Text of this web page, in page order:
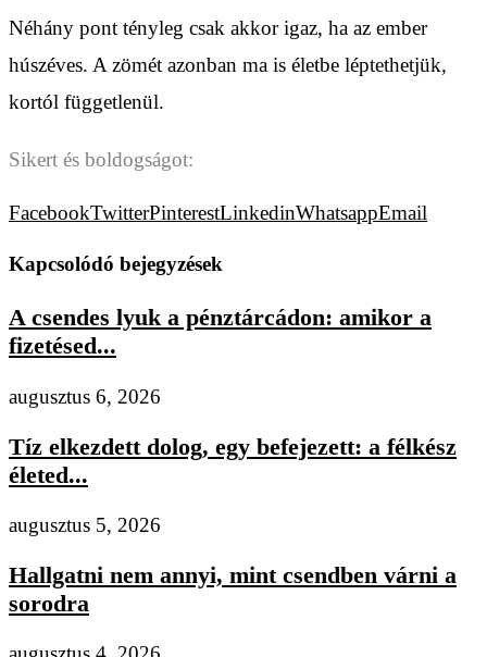
Néhány pont tényleg csak akkor igaz, ha az ember
húszéves. A zömét azonban ma is életbe léptethetjük,
kortól függetlenül.
Sikert és boldogságot:
FacebookTwitterPinterestLinkedinWhatsappEmail
Kapcsolódó bejegyzések
A csendes lyuk a pénztárcádon: amikor a
fizetésed...
augusztus 6, 2026
Tíz elkezdett dolog, egy befejezett: a félkész
életed...
augusztus 5, 2026
Hallgatni nem annyi, mint csendben várni a
sorodra